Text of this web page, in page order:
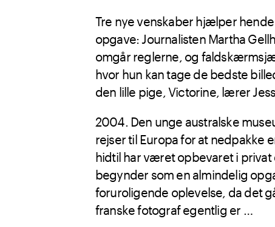
Tre nye venskaber hjælper
opgave: Journalisten Martha
omgår reglerne, og
hvor hun kan tage de bedste
den lille pige, Victorine, lærer
2004. Den unge australske
rejser til Europa for at nedpakke
hidtil har været opbevaret i
begynder som en almindelig
foruroligende oplevelse, da det
franske fotograf egentlig er …